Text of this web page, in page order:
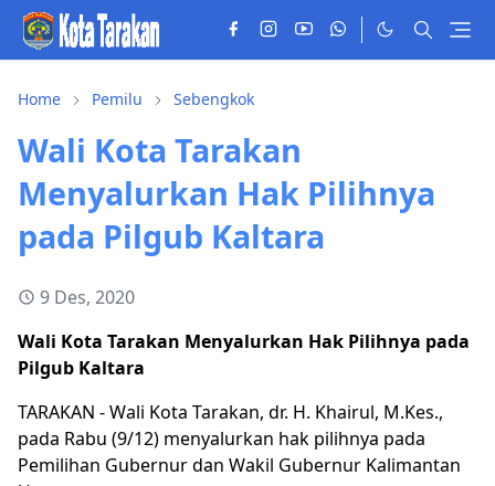
Home Pemilu Sebengkok
Wali Kota Tarakan
Menyalurkan Hak Pilihnya
pada Pilgub Kaltara
9 Des, 2020
Wali Kota Tarakan Menyalurkan Hak Pilihnya pada
Pilgub Kaltara
TARAKAN - Wali Kota Tarakan, dr. H. Khairul, M.Kes.,
pada Rabu (9/12) menyalurkan hak pilihnya pada
Pemilihan Gubernur dan Wakil Gubernur Kalimantan